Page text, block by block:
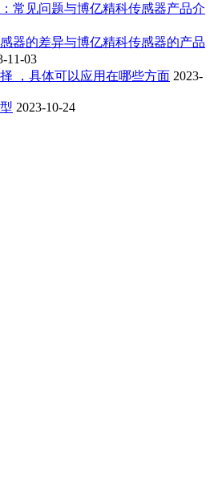
常见问题与博亿精科传感器产品介
器的差异与博亿精科传感器的产品
11-03
，具体可以应用在哪些方面 2023-
2023-10-24